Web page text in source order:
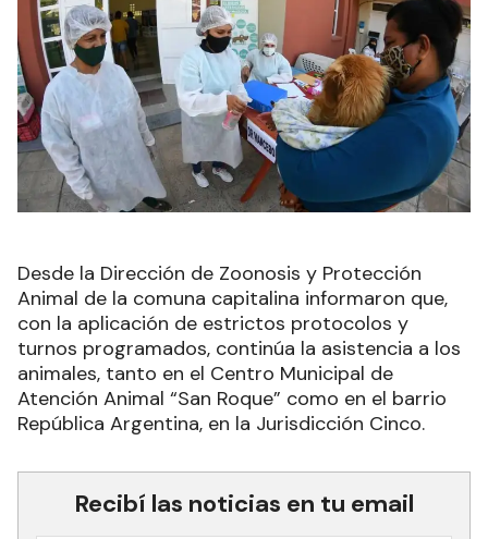
Desde la Dirección de Zoonosis y Protección
Animal de la comuna capitalina informaron que,
con la aplicación de estrictos protocolos y
turnos programados, continúa la asistencia a los
animales, tanto en el Centro Municipal de
Atención Animal “San Roque” como en el barrio
República Argentina, en la Jurisdicción Cinco.
Recibí las noticias en tu email